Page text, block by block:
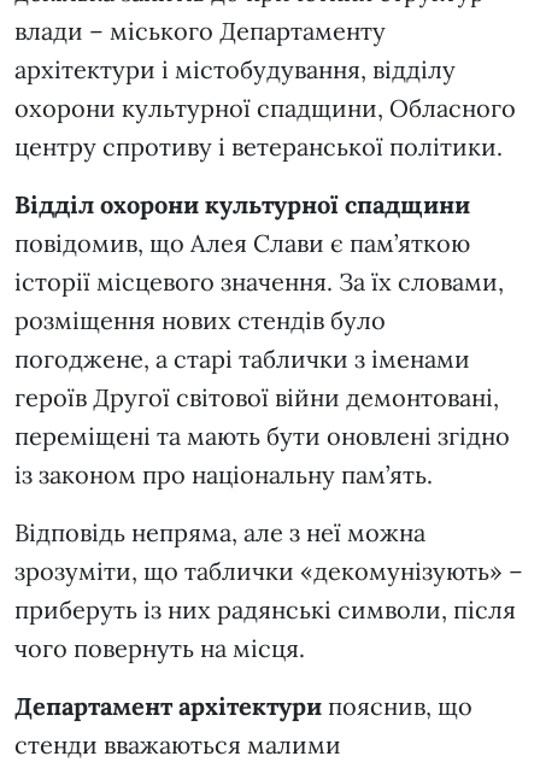
влади – міського Департаменту
архітектури і містобудування, відділу
охорони культурної спадщини, Обласного
центру спротиву і ветеранської політики.
Відділ охорони культурної спадщини
повідомив, що Алея Слави є пам’яткою
історії місцевого значення. За їх словами,
розміщення нових стендів було
погоджене, а старі таблички з іменами
героїв Другої світової війни демонтовані,
переміщені та мають бути оновлені згідно
із законом про національну пам’ять.
Відповідь непряма, але з неї можна
зрозуміти, що таблички «декомунізують» –
приберуть із них радянські символи, після
чого повернуть на місця.
Департамент архітектури пояснив, що
стенди вважаються малими